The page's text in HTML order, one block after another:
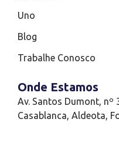
Uno
Blog
Trabalhe Conosco
Onde Estamos
Av. Santos Dumont, nº
Casablanca, Aldeota,